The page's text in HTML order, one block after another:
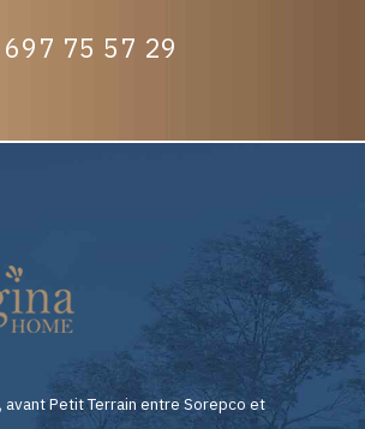
75 57 29
avant Petit Terrain entre Sorepco et